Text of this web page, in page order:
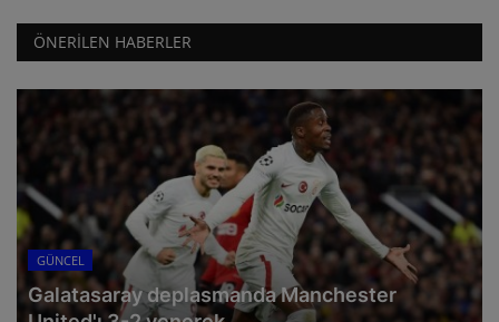
ÖNERILEN HABERLER
GÜNCEL
Galatasaray deplasmanda Manchester